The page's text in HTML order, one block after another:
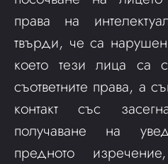
права на
твърди, че са
което тези лица са
съответните права, а
контакт със
получаване на
предното